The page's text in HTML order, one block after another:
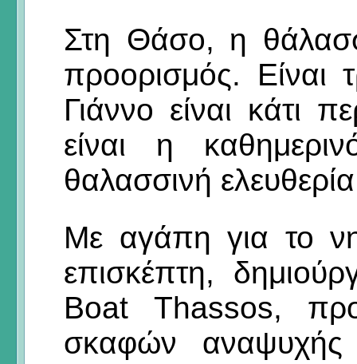
Στη Θάσο, η
προορισμός. Είναι
Γιάννο είναι κάτι
είναι η
θαλασσινή
Με αγάπη για το
επισκέπτη,
Boat Thassos,
σκαφών αναψυχής